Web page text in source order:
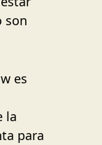
son
es
la
para